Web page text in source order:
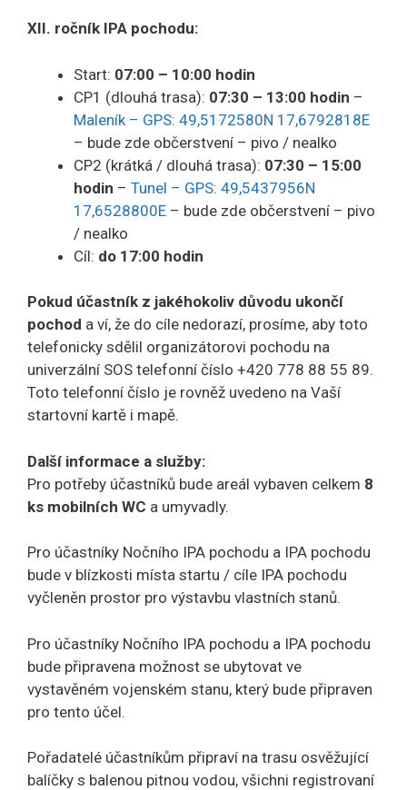
XII. ročník IPA pochodu:
Start: 07:00 – 10:00 hodin
CP1 (dlouhá trasa): 07:30 – 13:00 hodin –
Maleník – GPS: 49,5172580N 17,6792818E
– bude zde občerstvení – pivo / nealko
CP2 (krátká / dlouhá trasa): 07:30 – 15:00
hodin – Tunel – GPS: 49,5437956N
17,6528800E – bude zde občerstvení – pivo
/ nealko
Cíl: do 17:00 hodin
Pokud účastník z jakéhokoliv důvodu ukončí
pochod a ví, že do cíle nedorazí, prosíme, aby toto
telefonicky sdělil organizátorovi pochodu na
univerzální SOS telefonní číslo +420 778 88 55 89.
Toto telefonní číslo je rovněž uvedeno na Vaší
startovní kartě i mapě.
Další informace a služby:
Pro potřeby účastníků bude areál vybaven celkem 8
ks mobilních WC a umyvadly.
Pro účastníky Nočního IPA pochodu a IPA pochodu
bude v blízkosti místa startu / cíle IPA pochodu
vyčleněn prostor pro výstavbu vlastních stanů.
Pro účastníky Nočního IPA pochodu a IPA pochodu
bude připravena možnost se ubytovat ve
vystavěném vojenském stanu, který bude připraven
pro tento účel.
Pořadatelé účastníkům připraví na trasu osvěžující
balíčky s balenou pitnou vodou, všichni registrovaní